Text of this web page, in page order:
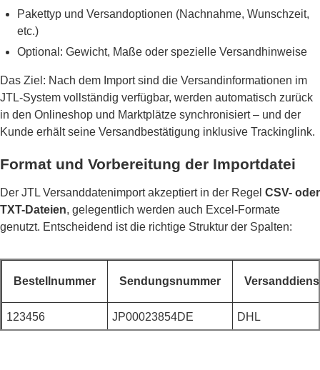
Pakettyp und Versandoptionen (Nachnahme, Wunschzeit,
etc.)
Optional: Gewicht, Maße oder spezielle Versandhinweise
Das Ziel: Nach dem Import sind die Versandinformationen im
JTL-System vollständig verfügbar, werden automatisch zurück
in den Onlineshop und Marktplätze synchronisiert – und der
Kunde erhält seine Versandbestätigung inklusive Trackinglink.
Format und Vorbereitung der Importdatei
Der JTL Versanddatenimport akzeptiert in der Regel CSV- oder
TXT-Dateien, gelegentlich werden auch Excel-Formate
genutzt. Entscheidend ist die richtige Struktur der Spalten:
Bestellnummer Sendungsnummer
123456 JP00023854DE DHL